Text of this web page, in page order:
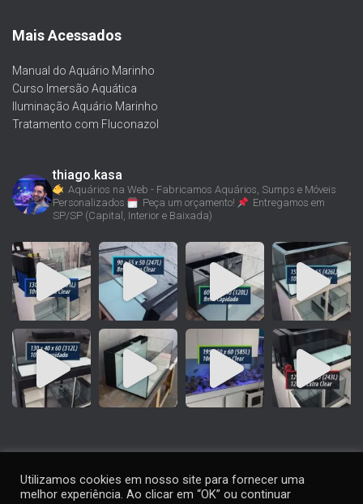
Mais Acessados
Manual do Aquário Marinho
Curso Imersão Aquática
Iluminação Aquário Marinho
Tratamento com Fluconazol
thiago.kasa
Aquários na Web - Fabricamos Aquários, Sumps e Móveis
Personalizados
Peça um orçamento!
Entregamos em
SP/SP (Capital, Interior e Baixada)
Utilizamos cookies em nosso site para fornecer uma
melhor experiência. Ao clicar em “OK” ou continuar